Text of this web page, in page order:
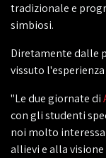
tradizionale e
simbiosi.
Diretamente dalle
vissuto
"Le due giornate di
con gli studenti
noi molto
allievi e alla